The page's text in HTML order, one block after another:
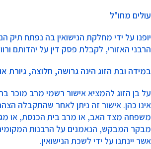
עולים מחו"ל
יופנו על ידי מחלקת הנישואין בה נפתח תיק
הרבני האזורי, לקבלת פסק דין על יהדותם
במידה ובת הזוג הינה גרושה, חלוצה, גיורת
על בן הזוג להמציא אישור רשמי מרב מוכר
אינו כהן. אישור זה ניתן לאחר שהתקבלה
משפחה מצד האב, או מרב בית הכנסת, או
מבקר המבקש, הנאמנים על הרבנות
אשר יינתנו על ידי לשכת הנישואין.